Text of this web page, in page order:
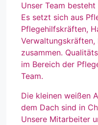
Unser Team
Es setzt sich aus
Pflegehilfskräften,
Verwaltungskräften,
zusammen.
im Bereich der
Team.
Die kleinen weißen
dem Dach sind in
Unsere Mitarbeiter